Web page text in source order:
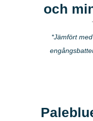
och
*Jämfört